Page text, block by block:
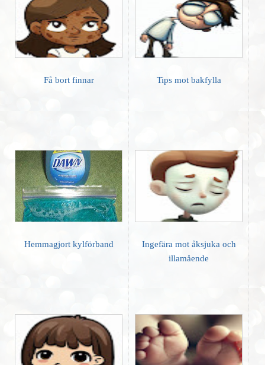
Få bort finnar Tips mot bakfylla
Hemmagjort kylförband
Ingefära mot åksjuka och
illamående